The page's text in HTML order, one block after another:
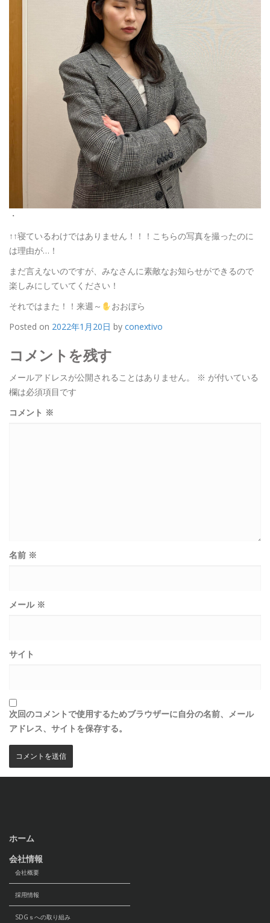
・
↑↑寝ているわけではありません！！！こちらの写真を撮ったのに
は理由が…！
まだ言えないのですが、みなさんに素敵なお知らせができるので
楽しみにしていてください！
それではまた！！来週～
おおぼら
Posted on 2022年1月20日 by conextivo
コメントを残す
メールアドレスが公開されることはありません。 ※ が付いている
欄は必須項目です
コメント ※
名前 ※
メール ※
サイト
次回のコメントで使用するためブラウザーに自分の名前、メール
アドレス、サイトを保存する。
ホーム
会社情報
会社概要
採用情報
SDGｓへの取り組み